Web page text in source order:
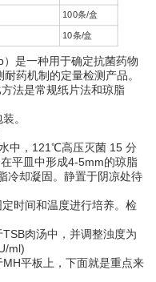
100条/盒
10条/盒
是一种用于确定抗菌药物
药机制的定量检测产品。
法是常规纸片法和琼脂
。
中，121℃高压灭菌 15 分
平皿中形成4-5mm的琼脂
冷却凝固。静置于阴凉处待
时间和温度进行培养。检
肉汤中，并调整浊度为
ml)
平板上，下面就是重点来